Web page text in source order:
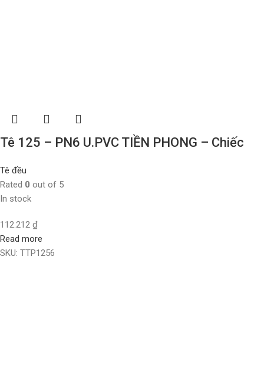
Tê 125 – PN6 U.PVC TIỀN PHONG – Chiếc
Tê đều
Rated 0 out of 5
In stock
112.212 ₫
Read more
SKU: TTP1256